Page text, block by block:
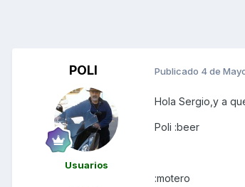
POLI
Usuarios
Publicado 4 de
Hola Sergio,y a
Poli :beer
:motero